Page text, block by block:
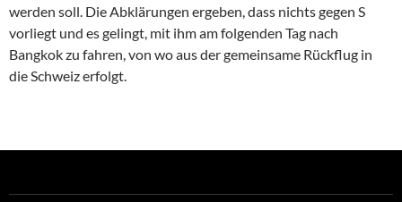
werden soll. Die Abklärungen ergeben, dass nichts gegen S
vorliegt und es gelingt, mit ihm am folgenden Tag nach
Bangkok zu fahren, von wo aus der gemeinsame Rückflug in
die Schweiz erfolgt.